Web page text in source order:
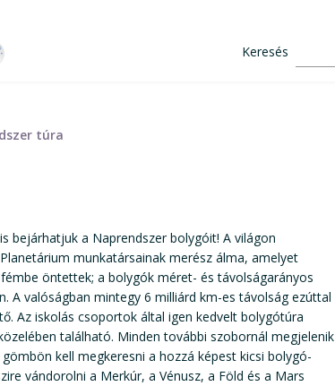
Keresés
túra
bejárhatjuk a Naprendszer bolygóit! A világon
munkatársainak merész álma, amelyet
öntettek; a bolygók méret- és távolságarányos
A valóságban mintegy 6 milliárd km-es távolság ezúttal
Az iskolás csoportok által igen kedvelt bolygótúra
található. Minden további szobornál megjelenik
kell megkeresni a hozzá képest kicsi bolygó-
vándorolni a Merkúr, a Vénusz, a Föld és a Mars